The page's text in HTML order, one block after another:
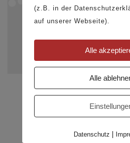
Schreibtisch
W61
Facebook
© Copyright 2026 · Kuhl
(z.B. in der
auf unserer Webseite).
Alle
Alle
Datenschutz |